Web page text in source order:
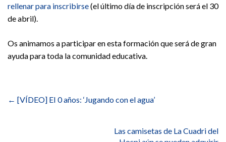
rellenar para inscribirse(el último día de inscripción será el 30
de abril).
Os animamos a participar en esta formación que será de gran
ayuda para toda la comunidad educativa.
de
← [VÍDEO] EI 0 años: ‘Jugando con el agua’
Las camisetas de La Cuadri del